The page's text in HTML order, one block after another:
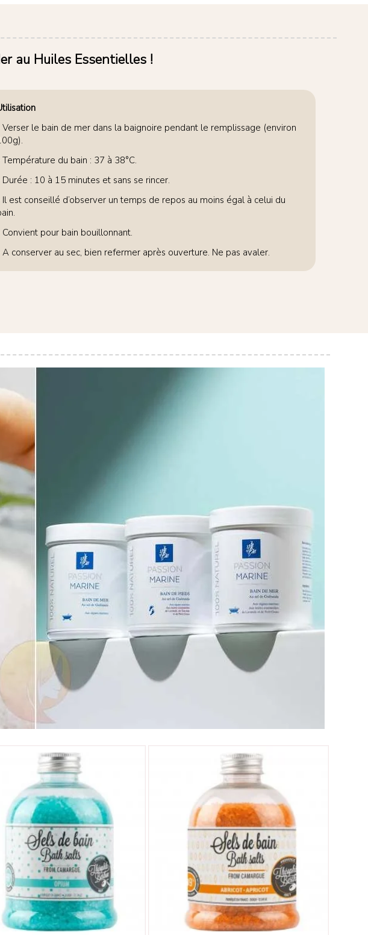
au Huiles Essentielles !
Verser le bain de mer dans la baignoire pendant le remplissage (environ
Température du bain : 37 à 38°C.
Durée : 10 à 15 minutes et sans se rincer.
Il est conseillé d’observer un temps de repos au moins égal à celui du
Convient pour bain bouillonnant.
A conserver au sec, bien refermer après ouverture. Ne pas avaler.